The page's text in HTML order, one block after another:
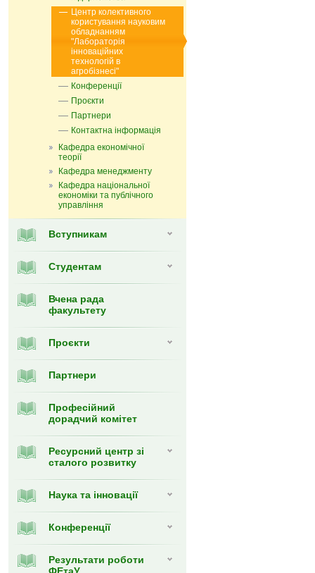
Центр колективного
користування науковим
обладнанням
"Лабораторія
інноваційних
технологій в
агробізнесі"
Конференції
Проєкти
Партнери
Контактна інформація
Кафедра економічної
теорії
Кафедра менеджменту
Кафедра національної
економіки та публічного
управління
Вступникам
Студентам
Вчена рада
факультету
Проєкти
Партнери
Професійний
дорадчий комітет
Ресурсний центр зі
сталого розвитку
Наука та інновації
Конференції
Результати роботи